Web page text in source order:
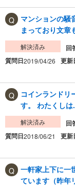
マンションの騒
まっており文章
解決済み 回
質問日2019/04/26 更新
コインランドリ
す。 わたくしは
解決済み 回
質問日2018/06/21 更新
一軒家上下に一
ています（昨年